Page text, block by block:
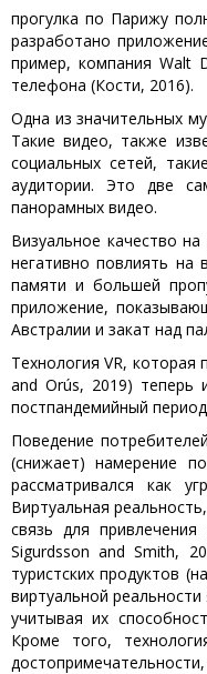
прогулка по Парижу
разработано
пример, компания Walt
телефона (Кости, 2016).
Одна из значительных
Такие видео, также
социальных сетей,
аудитории. Это две
панорамных видео.
Визуальное качество
негативно повлиять на
памяти и большей
приложение,
Австралии и закат над
Технология VR, которая
and Orús, 2019) теперь
постпандемийный
Поведение
(снижает) намерение
рассматривался как
Виртуальная
связь для
Sigurdsson and Smith,
туристских продуктов
виртуальной
учитывая их
Кроме того,